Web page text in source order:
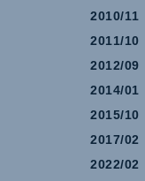
2010/11
2011/10
2012/09
2014/01
2015/10
2017/02
2022/02